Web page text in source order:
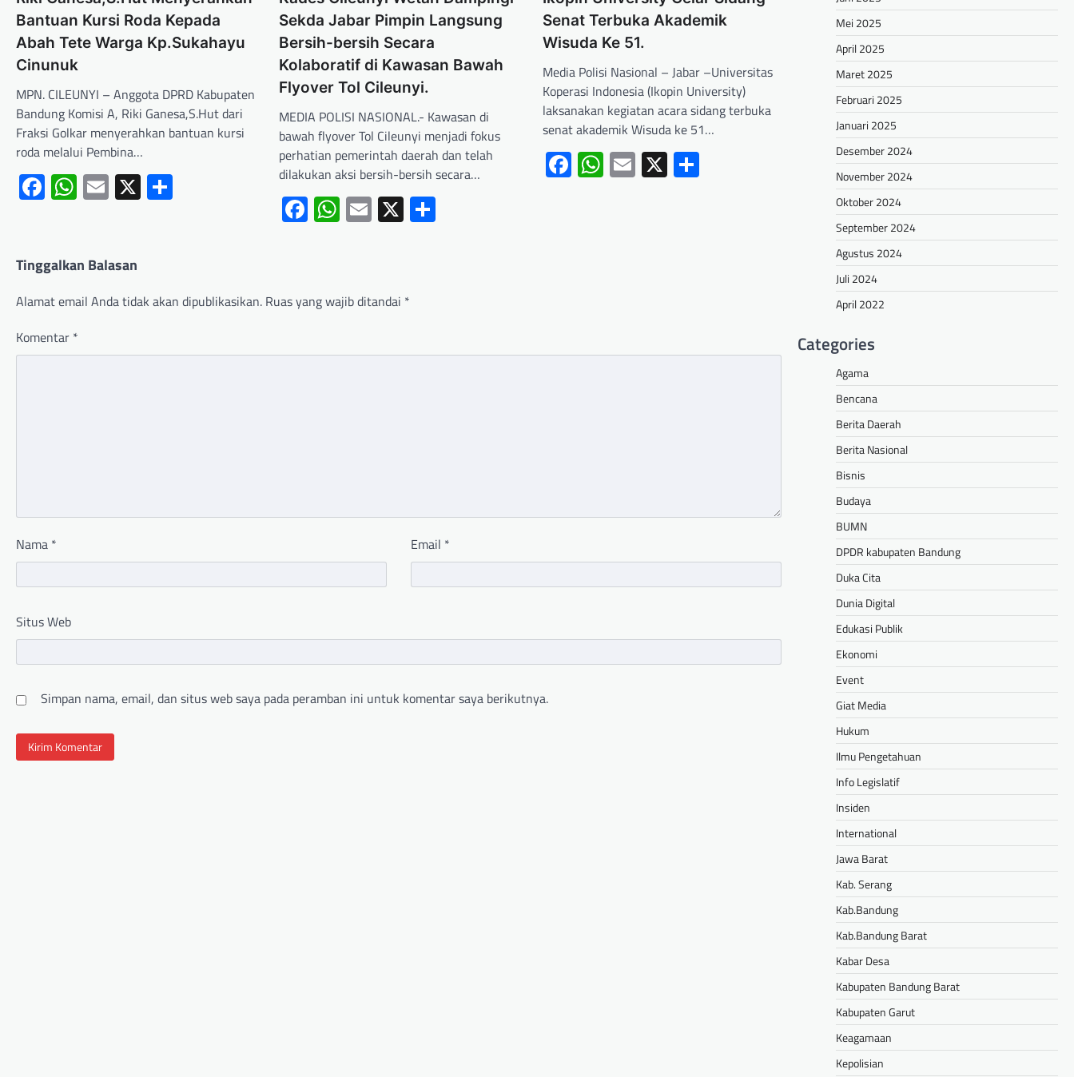
Bantuan Kursi Roda Kepada
Abah Tete Warga Kp.Sukahayu
Cinunuk
MPN. CILEUNYI – Anggota DPRD Kabupaten
Bandung Komisi A, Riki Ganesa,S.Hut dari
Fraksi Golkar menyerahkan bantuan kursi
roda melalui Pembina…
Facebook
WhatsApp
Email
X
Sekda Jabar Pimpin Langsung
Bersih-bersih Secara
Kolaboratif di Kawasan Bawah
Flyover Tol Cileunyi.
MEDIA POLISI NASIONAL.- Kawasan di
bawah flyover Tol Cileunyi menjadi fokus
perhatian pemerintah daerah dan telah
dilakukan aksi bersih-bersih secara…
Facebook
WhatsApp
Email
X
Senat Terbuka Akademik
Wisuda Ke 51.
Media Polisi Nasional – Jabar –Universitas
Koperasi Indonesia (Ikopin University)
laksanakan kegiatan acara sidang terbuka
senat akademik Wisuda ke 51…
Facebook
WhatsApp
Email
X Share
Tinggalkan Balasan
Alamat email Anda tidak akan dipublikasikan. Ruas yang wajib ditandai *
Komentar *
Nama * Email *
Situs Web
Simpan nama, email, dan situs web saya pada peramban ini untuk komentar saya berikutnya.
Mei 2025
April 2025
Maret 2025
Februari 2025
Januari 2025
Desember 2024
November 2024
Oktober 2024
September 2024
Agustus 2024
Juli 2024
April 2022
Categories
Agama
Bencana
Berita Daerah
Berita Nasional
Bisnis
Budaya
BUMN
DPDR kabupaten Bandung
Duka Cita
Dunia Digital
Edukasi Publik
Ekonomi
Event
Giat Media
Hukum
Ilmu Pengetahuan
Info Legislatif
Insiden
International
Jawa Barat
Kab. Serang
Kab.Bandung
Kab.Bandung Barat
Kabar Desa
Kabupaten Bandung Barat
Kabupaten Garut
Keagamaan
Kepolisian